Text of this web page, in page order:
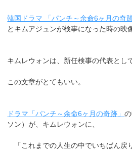
韓国ドラマ 「パンチ～余命6ヶ月の奇
とキムアジュンが検事になった時の映
キムレウォンは、新任検事の代表とし
この文章がとてもいい。
ドラマ「パンチ～余命6ヶ月の奇跡」
ソン）が、キムレウォンに、
「これまでの人生の中でいちばん戻